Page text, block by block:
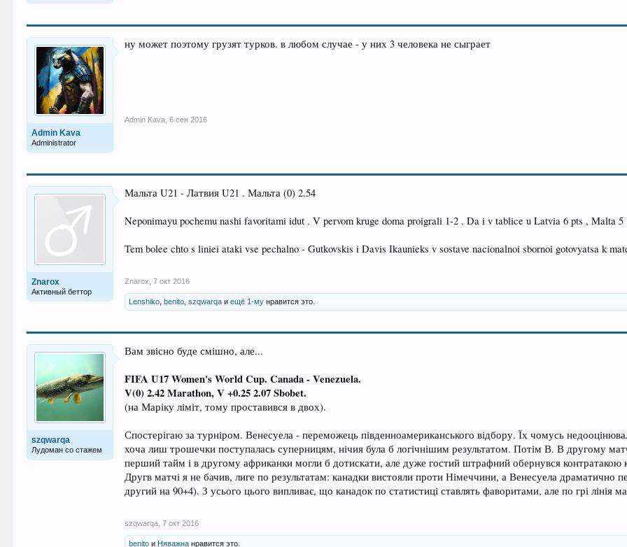
Admin Kava
Administrator
ну может поэтому грузят турков. в любом случае - у них 3 человека не сыграет
Admin Kava 6 сен 2016
Znarox
Активный беттор
Мальта U21 - Латвия U21 . Мальта (0) 2.54
Neponimayu pochemu nashi favoritami idut . V pervom kruge doma proigrali 1-2 . Da i v tablice u Latvia 6 pts , Malta 5
Tem bolee chto s liniei ataki vse pechalno - Gutkovskis i Davis Ikaunieks v sostave nacionalnoi sbornoi gotovyatsa k
Znarox
7 окт 2016
Lenshiko ,benito ,szqwarqa иещё 1-му нравится это.
szqwarqa
Лудоман со стажем
Вам звісно буде смішно, але...
FIFA U17 Women's World Cup. Canada - Venezuela.
V(0) 2.42 Marathon, V +0.25 2.07 Sbobet.
(на Маріку ліміт, тому проставився в двох).
Спостерігаю за турніром. Венесуела - переможець південноамериканського відбору. Їх чомусь
хоча лиш трошечки поступалась суперницям, нічия була б логічнішим результатом. Потім В. В другому
перший тайм і в другому африканки могли б дотискати, але дуже гостий штрафний обернувся контратакою
Другв матчі я не бачив, лиге по результатам: канадки вистояли проти Німеччини, а Венесуела драматично
другий на 90+4). З усього цього випливає, що канадок по статистиці ставлять фаворитами, але по грі лінія
szqwarqa 7 окт 2016
benito и Няважна нравится это.